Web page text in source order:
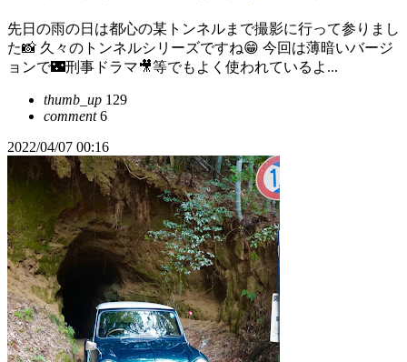
先日の雨の日は都心の某トンネルまで撮影に行って参りまし
た📸 久々のトンネルシリーズですね😁 今回は薄暗いバージ
ョンで🌃刑事ドラマ🎥等でもよく使われているよ...
thumb_up 129
comment6
2022/04/07 00:16